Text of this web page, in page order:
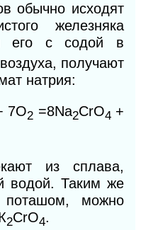
обычно исходят
железняка
его с содой в
получают
натрия:
7O2 =8Na2CrO4 +
из сплава,
водой. Таким же
поташом, можно
2СrO4.